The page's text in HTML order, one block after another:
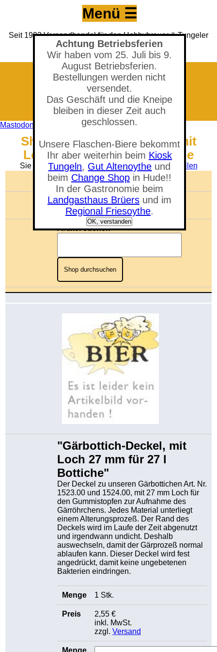
Achtung Betriebsferien
Wir haben vom 25. Juli bis 9.
August Betriebsferien.
Bestellungen werden nicht
versendet.
Das Geschäft und die Kneipe
bleiben in dieser Zeit auch
geschlossen.
Unsere Flaschen-Biere bekommt
Ihr aber weiterhin beim Kiosk
Tungeln, Gut Altenoythe und
beim Change Shopin Hude!!
In der Gastronomie beim
Landgasthaus Brüersund im
Regional Friesoythe.
OK, verstanden
Seit 1993 Versandhandel für den Hobbybrauer & Tungeler
Brauerei seit 2017
(Neuer) Tungeler Krug seit 1903
Menü ☰
Mastodon
Shop - Gärbottich-Deckel, mit
Loch 27 mm für 27 l Bottiche
Sie befinden sich in der Abteilung:Gären & Abfüllen
🛒 Warenkorb anzeigen
Anzahl der Artikel: 0
Gesamtwert: 0,00 €
Artikel suchen
Shop durchsuchen
"Gärbottich-Deckel, mit
Loch 27 mm für 27 l
Bottiche"
Der Deckel zu unseren Gärbottichen Art. Nr.
1523.00 und 1524.00, mit 27 mm Loch für
den Gummistopfen zur Aufnahme des
Gärröhrchens. Jedes Material unterliegt
einem Alterungsprozeß. Der Rand des
Deckels wird im Laufe der Zeit abgenutzt
und irgendwann undicht. Deshalb
auswechseln, damit der Gärprozeß normal
ablaufen kann. Dieser Deckel wird fest
angedrückt, damit keine ungebetenen
Bakterien eindringen.
1 Stk.
2,55 €
inkl. MwSt.
zzgl. Versand